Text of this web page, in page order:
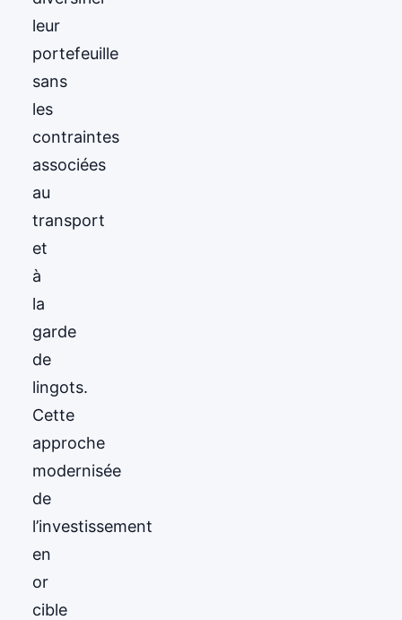
leur
portefeuille
sans
les
contraintes
associées
au
transport
et
à
la
garde
de
lingots.
Cette
approche
modernisée
de
l’investissement
en
or
cible